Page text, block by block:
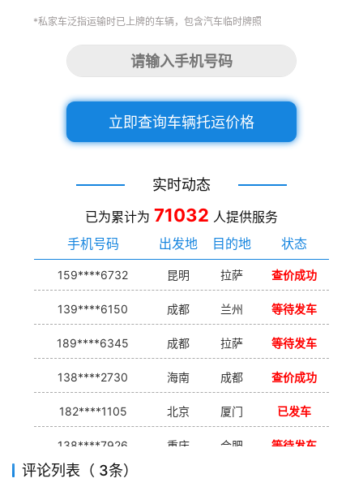
*私家车泛指运输时已上牌的车辆，包含汽车临时牌照
立即查询车辆托运价格
实时动态
已为累计为 71032 人提供服务
手机号码
出发地 目的地 状态
159****6732 昆明 拉萨 查价成功
139****6150 成都 兰州 等待发车
189****6345 成都 拉萨 等待发车
138****2730 海南 成都 查价成功
182****1105 北京 厦门 已发车
138****7926 重庆 合肥 等待发车
139****9233
评论列表（ 3条）